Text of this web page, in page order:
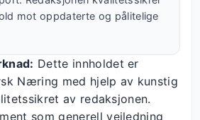
mot oppdaterte og pålitelige
Dette innholdet er
Næring med hjelp av kunstig
av redaksjonen.
som generell veiledning